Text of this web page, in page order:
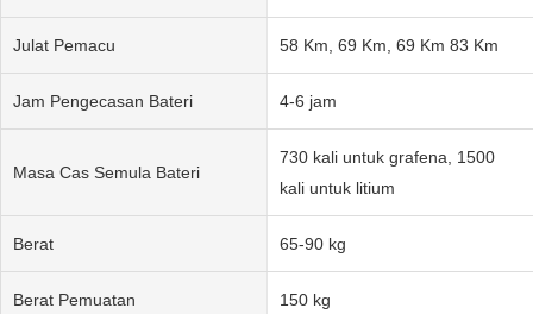
Julat Pemacu 58 Km, 69 Km, 69 Km 83 Km
Jam Pengecasan Bateri 4-6 jam
Masa Cas Semula Bateri
730 kali untuk grafena, 1500
kali untuk litium
Berat 65-90 kg
Berat Pemuatan 150 kg